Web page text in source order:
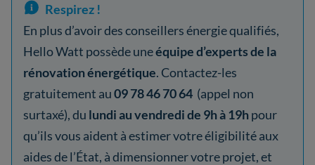
Respirez !
En plus d’avoir des conseillers énergie qualifiés,
Hello Watt possède uneéquipe d’experts de la
rénovation énergétique. Contactez-les
gratuitement au09 78 46 70 64 (appel non
surtaxé), du lundi au vendredi de 9h à 19hpour
qu’ils vous aident à estimer votre éligibilité aux
aides de l’État, à dimensionner votre projet, et